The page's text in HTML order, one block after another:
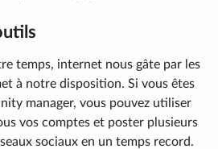
temps, internet nous gâte par les
à notre disposition. Si vous êtes
manager, vous pouvez utiliser
vos comptes et poster plusieurs
sociaux en un temps record.